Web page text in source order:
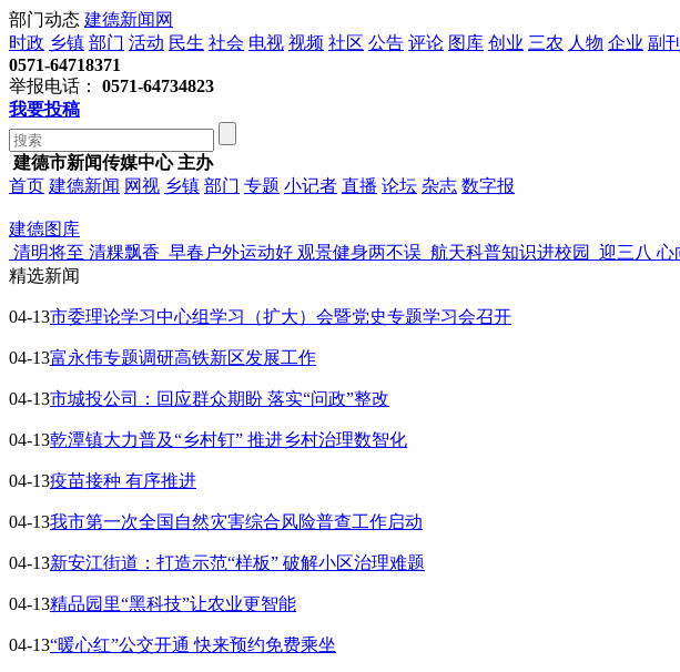
部门动态 建德新闻网
时政 乡镇 部门 活动 民生 社会 电视 视频 社区 公告 评论 图库 创业 三农 人物 企业 副刊
0571-64718371
举报电话：
0571-64734823
我要投稿
建德市新闻传媒中心 主办
首页 建德新闻 网视 乡镇 部门 专题 小记者 直播 论坛 杂志 数字报
建德图库
清明将至 清粿飘香 早春户外运动好 观景健身两不误 航天科普知识进校园
迎三八 心
精选新闻
04-13市委理论学习中心组学习（扩大）会暨党史专题学习会召开
04-13富永伟专题调研高铁新区发展工作
04-13市城投公司：回应群众期盼 落实“问政”整改
04-13乾潭镇大力普及“乡村钉” 推进乡村治理数智化
04-13疫苗接种 有序推进
04-13我市第一次全国自然灾害综合风险普查工作启动
04-13新安江街道：打造示范“样板” 破解小区治理难题
04-13精品园里“黑科技”让农业更智能
04-13“暖心红”公交开通 快来预约免费乘坐